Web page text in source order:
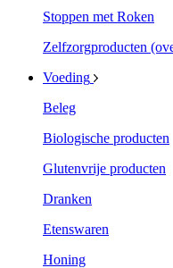
Stoppen met Roken
Zelfzorgproducten
Voeding
Beleg
Biologische producten
Glutenvrije producten
Dranken
Etenswaren
Honing